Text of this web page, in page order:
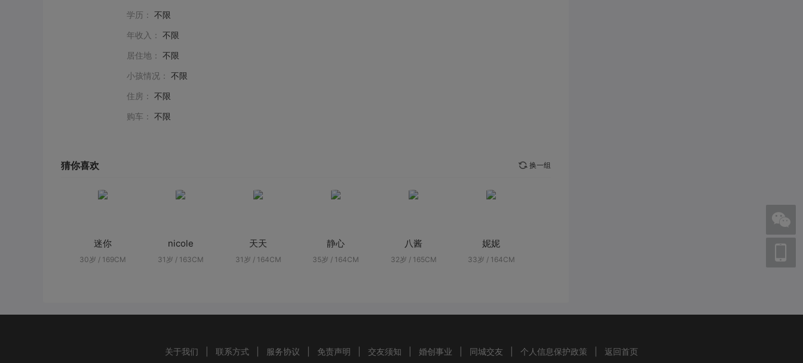
学历： 不限
年收入： 不限
居住地： 不限
小孩情况： 不限
住房： 不限
购车： 不限
猜你喜欢 换一组
迷你
30岁 / 169CM
nicole
31岁 / 163CM
天天
31岁 / 164CM
静心
35岁 / 164CM
八酱
32岁 / 165CM
妮妮
33岁 / 164CM
关于我们 联系方式 服务协议 免责声明 交友须知 婚创事业 同城交友 个人信息保护政策 返回首页